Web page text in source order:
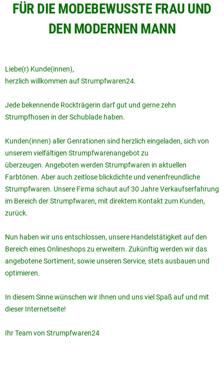
FÜR DIE MODEBEWUSSTE FRAU UND
DEN MODERNEN MANN
Liebe(r) Kunde(innen),
herzlich willkommen auf Strumpfwaren24.
Jede bekennende Rockträgerin darf gut und gerne zehn
Strumpfhosen in der Schublade haben.
Kunden(innen) aller Genrationen sind herzlich eingeladen, sich von
unserem vielfältigen Strumpfwarenangebot zu
überzeugen. Angeboten werden Strumpfwaren in aktuellen
Farbtönen. Aber auch zeitlose blickdichte und venenfreundliche
Strumpfwaren. Unsere Firma schaut auf 30 Jahre Verkaufserfahrung
im Bereich der Strumpfwaren, mit direktem Kontakt zum Kunden,
zurück.
Nun haben wir uns entschlossen, unsere Handelstätigkeit auf den
Bereich eines Onlineshops zu erweitern. Zukünftig werden wir das
angebotene Sortiment, sowie unseren Service, stets ausbauen und
optimieren.
In diesem Sinne wünschen wir Ihnen und uns viel Spaß auf und mit
dieser Internetseite!
Ihr Team von Strumpfwaren24